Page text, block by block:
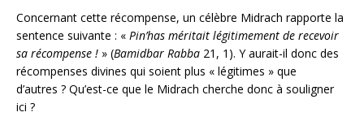
Concernant cette récompense, un célèbre Midrach rapporte la
sentence suivante : « Pin’has méritait légitimement de recevoir
sa récompense ! » (Bamidbar Rabba 21, 1). Y aurait-il donc des
récompenses divines qui soient plus « légitimes » que
d’autres ? Qu’est-ce que le Midrach cherche donc à souligner
ici ?